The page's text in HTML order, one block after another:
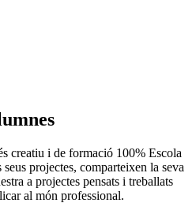
creatiu i de formació 100% Escola
projectes, comparteixen la seva
a projectes pensats i treballats
al món professional.